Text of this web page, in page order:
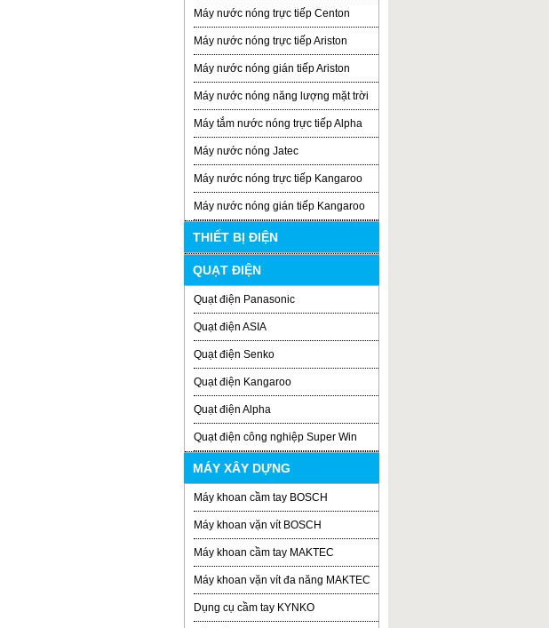
Máy nước nóng trực tiếp Centon
Máy nước nóng trực tiếp Ariston
Máy nước nóng gián tiếp Ariston
Máy nước nóng năng lượng mặt trời
Máy tắm nước nóng trực tiếp Alpha
Máy nước nóng Jatec
Máy nước nóng trực tiếp Kangaroo
Máy nước nóng gián tiếp Kangaroo
THIẾT BỊ ĐIỆN
QUẠT ĐIỆN
Quạt điện Panasonic
Quạt điện ASIA
Quạt điện Senko
Quạt điện Kangaroo
Quạt điện Alpha
Quạt điện công nghiệp Super Win
MÁY XÂY DỰNG
Máy khoan cầm tay BOSCH
Máy khoan vặn vít BOSCH
Máy khoan cầm tay MAKTEC
Máy khoan vặn vít đa năng MAKTEC
Dụng cụ cầm tay KYNKO